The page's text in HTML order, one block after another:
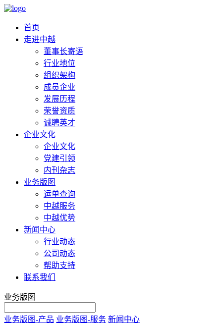
首页
走进中越
董事长寄语
行业地位
组织架构
成员企业
发展历程
荣誉资质
诚聘英才
企业文化
企业文化
党建引领
内刊杂志
业务版图
运单查询
中越服务
中越优势
新闻中心
行业动态
公司动态
帮助支持
联系我们
业务版图
业务版图-产品 业务版图-服务 新闻中心